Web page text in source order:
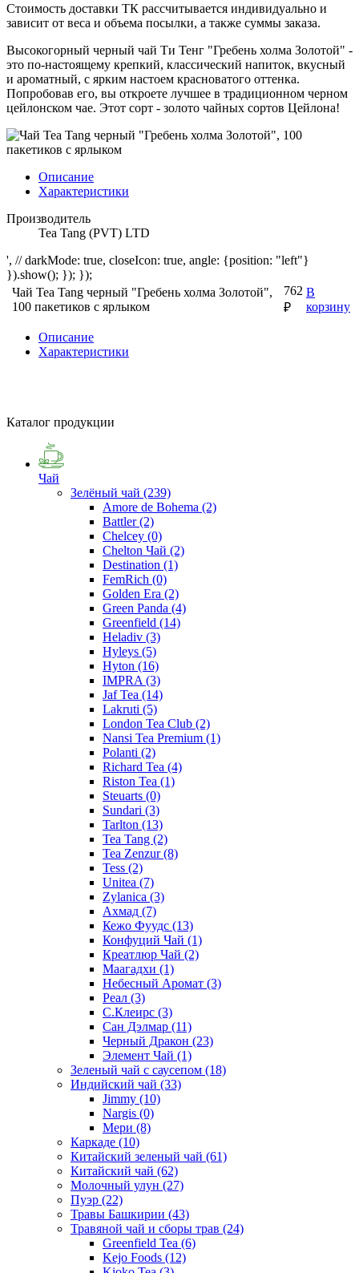
Стоимость доставки ТК рассчитывается индивидуально и
зависит от веса и объема посылки, а также суммы заказа.
Высокогорный черный чай Ти Тенг "Гребень холма Золотой" -
это по-настоящему крепкий, классический напиток, вкусный
и ароматный, с ярким настоем красноватого оттенка.
Попробовав его, вы откроете лучшее в традиционном черном
цейлонском чае. Этот сорт - золото чайных сортов Цейлона!
Описание
Характеристики
Производитель
Tea Tang (PVT) LTD
', // darkMode: true, closeIcon: true, angle: {position: "left"}
}).show(); }); });
Чай Tea Tang черный "Гребень холма Золотой",
100 пакетиков с ярлыком
762
₽
В
корзину
Описание
Характеристики
Каталог продукции
Чай
Зелёный чай (239)
Amore de Bohema (2)
Battler(2)
Chelcey (0)
Chelton Чай (2)
Destination (1)
FemRich (0)
Golden Era (2)
Green Panda (4)
Greenfield (14)
Heladiv (3)
Hyleys (5)
Hyton (16)
IMPRA (3)
Jaf Tea (14)
Lakruti (5)
London Tea Club (2)
Nansi Tea Premium (1)
Polanti (2)
Richard Tea (4)
Riston Tea (1)
Steuarts (0)
Sundari (3)
Tarlton (13)
Tea Tang (2)
Tea Zenzur(8)
Tess (2)
Unitea (7)
Zylanica (3)
Ахмад (7)
Кежо Фуудс (13)
Конфуций Чай (1)
Креатлюр Чай (2)
Маагадхи (1)
Небесный Аромат (3)
Реал (3)
С.Клеирс (3)
Сан Дэлмар (11)
Черный Дракон (23)
Элемент Чай (1)
Зеленый чай с саусепом (18)
Индийский чай (33)
Jimmy (10)
Nargis (0)
Мери (8)
Каркаде (10)
Китайский зеленый чай (61)
Китайский чай (62)
Молочный улун (27)
Пуэр (22)
Травы Башкирии (43)
Травяной чай и сборы трав (24)
Greenfield Tea (6)
Kejo Foods (12)